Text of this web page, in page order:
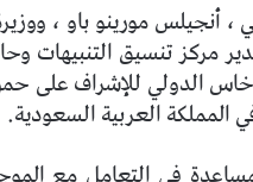
، أنجيلس مورينو باو ،
مركز تنسيق التنبيهات
الدولي للإشراف على
العربية السعودية.